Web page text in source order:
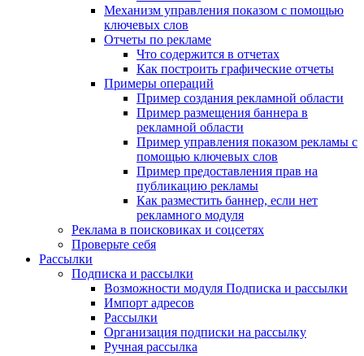
Механизм управления показом с помощью
ключевых слов
Отчеты по рекламе
Что содержится в отчетах
Как построить графические отчеты
Примеры операций
Пример создания рекламной области
Пример размещения баннера в
рекламной области
Пример управления показом рекламы с
помощью ключевых слов
Пример предоставления прав на
публикацию рекламы
Как разместить баннер, если нет
рекламного модуля
Реклама в поисковиках и соцсетях
Проверьте себя
Рассылки
Подписка и рассылки
Возможности модуля Подписка и рассылки
Импорт адресов
Рассылки
Организация подписки на рассылку
Ручная рассылка